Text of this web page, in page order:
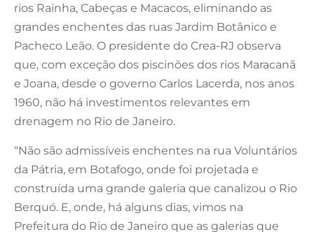
rios Rainha, Cabeças e Macacos, eliminando as
grandes enchentes das ruas Jardim Botânico e
Pacheco Leão. O presidente do Crea-RJ observa
que, com exceção dos piscinões dos rios Maracanã
e Joana, desde o governo Carlos Lacerda, nos anos
1960, não há investimentos relevantes em
drenagem no Rio de Janeiro.
“Não são admissíveis enchentes na rua Voluntários
da Pátria, em Botafogo, onde foi projetada e
construída uma grande galeria que canalizou o Rio
Berquó. E, onde, há alguns dias, vimos na
Prefeitura do Rio de Janeiro que as galerias que